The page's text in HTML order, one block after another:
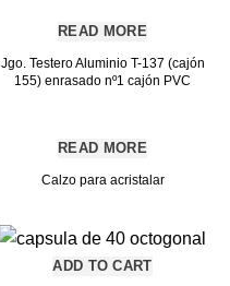
READ MORE
Jgo. Testero Aluminio T-137 (cajón
155) enrasado nº1 cajón PVC
READ MORE
Calzo para acristalar
ADD TO CART